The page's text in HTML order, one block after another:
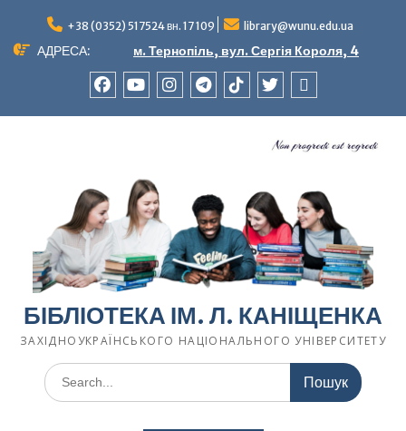
вмісту
+38 (0352) 517524 вн. 17 109 library@wunu.edu.ua
АДРЕСА: м. Тернопіль, вул. Сергія Короля, 4
БІБЛІОТЕКА ІМ. Л. КАНІЩЕНКА
ЗАХІДНОУКРАЇНСЬКОГО НАЦІОНАЛЬНОГО УНІВЕРСИТЕТУ
Шукати: